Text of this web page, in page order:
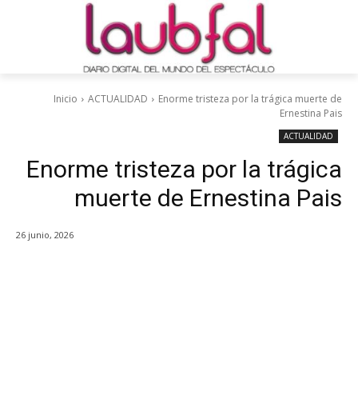
Inicio ACTUALIDAD
Enorme tristeza por la trágica muerte de
Ernestina Pais
ACTUALIDAD
Enorme tristeza por la trágica
muerte de Ernestina Pais
26 junio, 2026